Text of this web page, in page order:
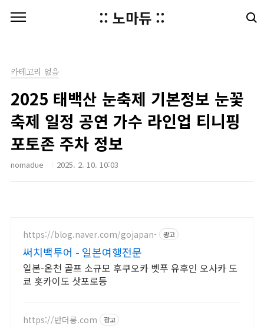
:: 노마듀 ::
카테고리 없음
2025 태백산 눈축제 기본정보 눈꽃
축제 일정 공연 가수 라인업 티니핑
포토존 주차 정보
nomadue 2025. 2. 10. 10:03
https://blog.naver.com/gojapan- 광고
써치백투어 - 일본여행전문
일본-온천 골프 소규모 후쿠오카 벳푸 유후인 오사카 도
쿄 홋카이도 삿포로등
https://반더룽.com 광고